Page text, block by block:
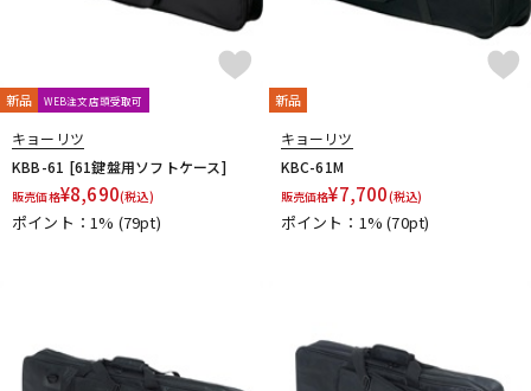
新品 WEB注文店頭受取可
キョーリツ
KBB-61 [61鍵盤用ソフトケース]
販売価格¥8,690(税込)
ポイント：1% (79pt)
新品
キョーリツ
KBC-61M
販売価格¥7,700(税込)
ポイント：1%(70pt)